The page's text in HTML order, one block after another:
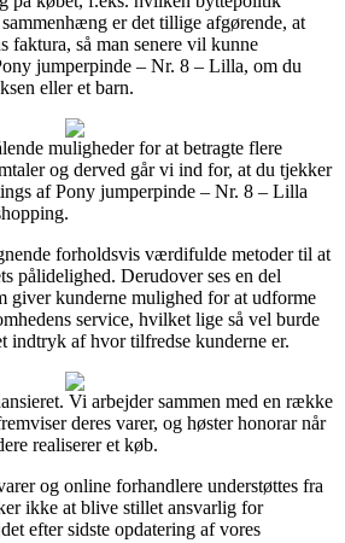
er det tillige afgørende, at
faktura, så man senere vil kunne
jumperpinde – Nr. 8 – Lilla, om du
eller et barn.
muligheder for at betragte flere
og derved går vi ind for, at du tjekker
af Pony jumperpinde – Nr. 8 – Lilla
forholdsvis værdifulde metoder til at
pålidelighed. Derudover ses en del
giver kunderne mulighed for at udforme
service, hvilket lige så vel burde
indtryk af hvor tilfredse kunderne er.
Vi arbejder sammen med en række
deres varer, og høster honorar når
realiserer et køb.
og online forhandlere understøttes fra
ikke at blive stillet ansvarlig for
efter sidste opdatering af vores